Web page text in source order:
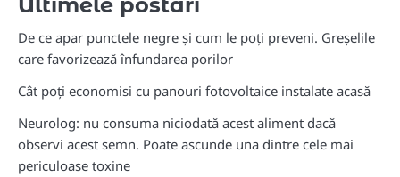
Ultimele postari
De ce apar punctele negre și cum le poți preveni. Greșelile
care favorizează înfundarea porilor
Cât poți economisi cu panouri fotovoltaice instalate acasă
Neurolog: nu consuma niciodată acest aliment dacă
observi acest semn. Poate ascunde una dintre cele mai
periculoase toxine